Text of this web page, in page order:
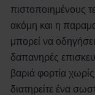
πιστοποιημένους
ακόμη και η
μπορεί να
δαπανηρές
βαριά φορτία
διατηρείτε ένα